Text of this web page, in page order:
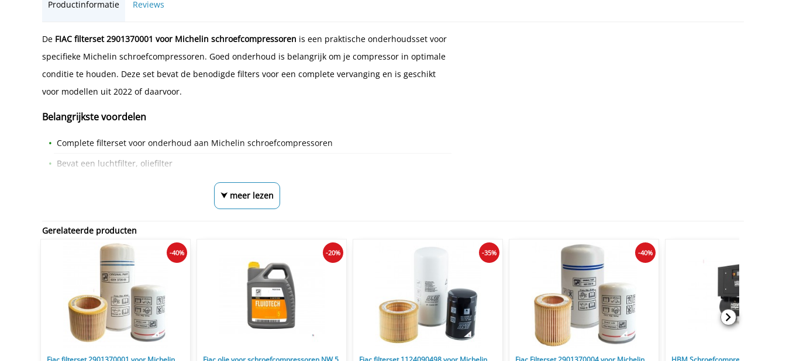
Productinformatie Reviews
De FIAC filterset 2901370001 voor Michelin schroefcompressoren is een praktische onderhoudsset voor
specifieke Michelin schroefcompressoren. Goed onderhoud is belangrijk om je compressor in optimale
conditie te houden. Deze set bevat de benodigde filters voor een complete vervanging en is geschikt
voor modellen uit 2022 of daarvoor.
Belangrijkste voordelen
Complete filterset voor onderhoud aan Michelin schroefcompressoren
Bevat een luchtfilter, oliefilter
⮟ meer lezen
Gerelateerde producten
-40% -20% -35% -40%